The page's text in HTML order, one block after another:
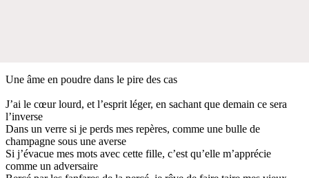
Une âme en poudre dans le pire des cas
J’ai le cœur lourd, et l’esprit léger, en sachant que demain ce sera
l’inverse
Dans un verre si je perds mes repères, comme une bulle de
champagne sous une averse
Si j’évacue mes mots avec cette fille, c’est qu’elle m’apprécie
comme un adversaire